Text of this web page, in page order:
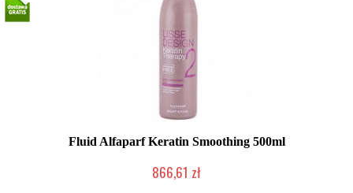
Fluid Alfaparf Keratin Smoothing 500ml
866,61 zł